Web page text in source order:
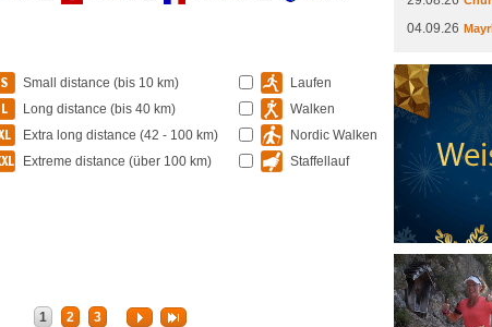
Small distance (bis 10 km)
Long distance (bis 40 km)
Extra long distance (42 - 100 km)
Extreme distance (über 100 km)
Laufen
Walken
Nordic Walken
Staffellauf
1 2 3
04.09.26